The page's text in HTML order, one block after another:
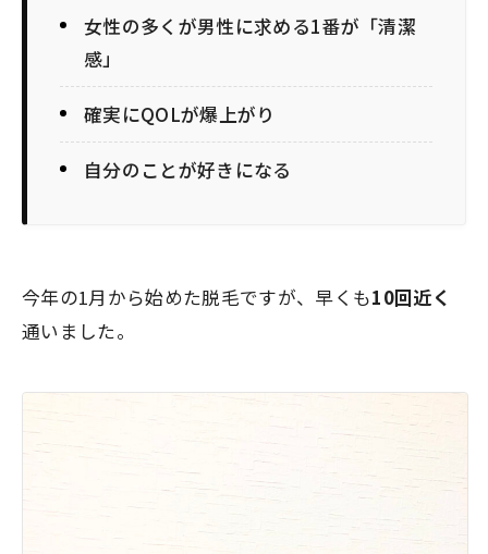
女性の多くが男性に求める1番が「清潔
感」
確実にQOLが爆上がり
自分のことが好きになる
今年の1月から始めた脱毛ですが、早くも10回近く
通いました。